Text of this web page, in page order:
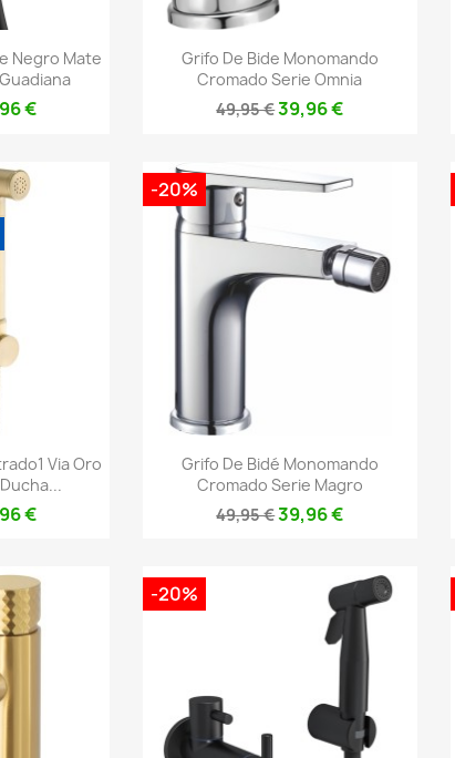
Negro Mate
€
Vista rápida
Grifo De Bide Monomando
Cromado Serie Omnia
49,95 €39,96 €
Via Oro
€
Vista rápida
Grifo De Bidé Monomando
Cromado Serie Magro
49,95 €39,96 €
-20%
-20%